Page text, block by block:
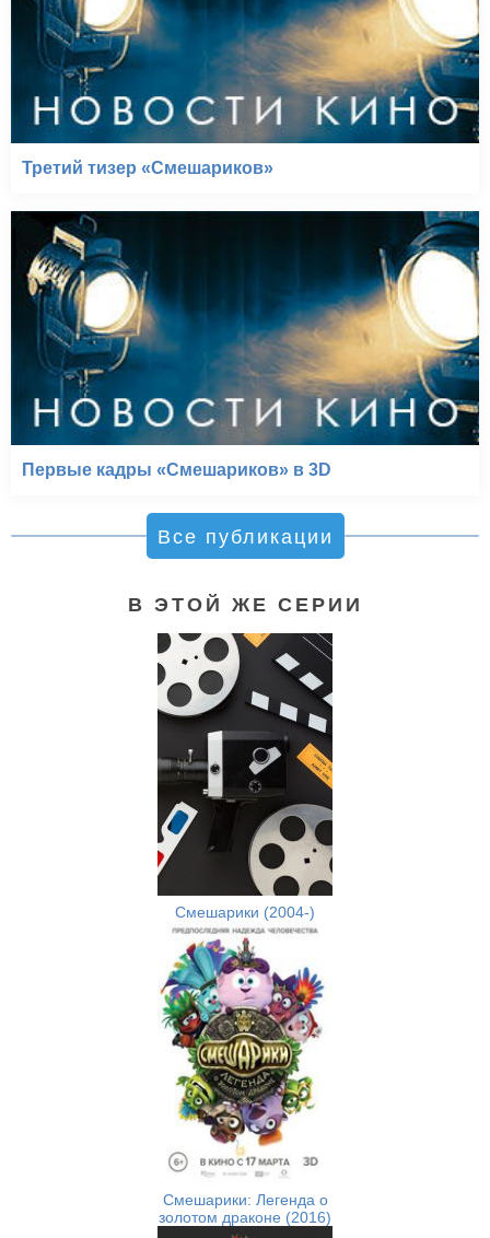
Третий тизер «Смешариков»
Первые кадры «Смешариков» в 3D
Все публикации
В ЭТОЙ ЖЕ СЕРИИ
Смешарики (2004-)
Смешарики: Легенда о
золотом драконе (2016)